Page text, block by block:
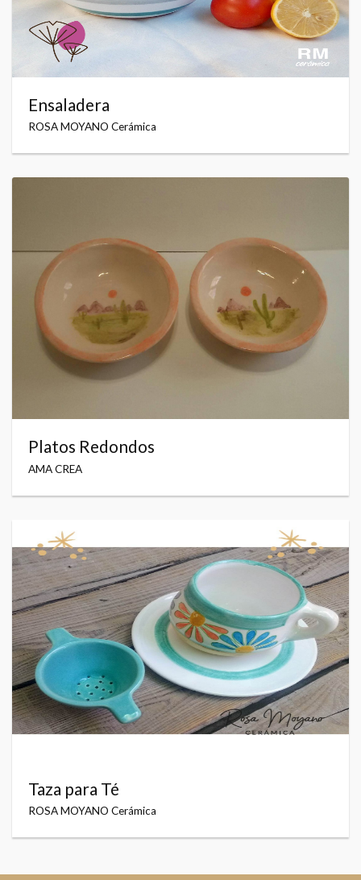
Ensaladera
ROSA MOYANO Cerámica
Platos Redondos
AMA CREA
Taza para Té
ROSA MOYANO Cerámica